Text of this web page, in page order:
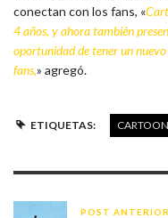
conectan con los fans, «
4 años, y ahora también
oportunidad de tener un
fans,» agregó.
ETIQUETAS:
POST ANTERIOR